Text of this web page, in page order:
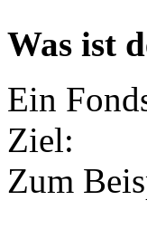
Was ist
Ein
Ziel:
Zum